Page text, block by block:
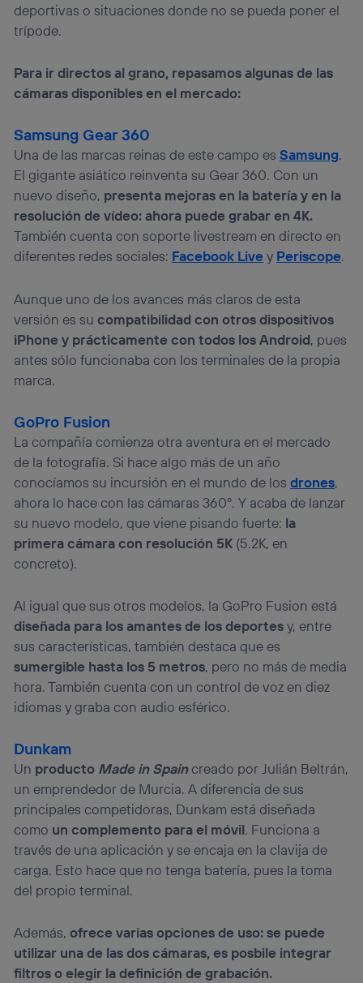
deportivas o situaciones donde no se pueda poner el
trípode.
Para ir directos al grano, repasamos algunas de las
cámaras disponibles en el mercado:
Samsung Gear 360
Una de las marcas reinas de este campo esSamsung.
El gigante asiático reinventa su Gear 360. Con un
nuevo diseño, presenta mejoras en la batería y en la
resolución de vídeo: ahora puede grabar en 4K.
También cuenta con soporte livestream en directo en
diferentes redes sociales: Facebook Livey Periscope.
Aunque uno de los avances más claros de esta
versión es sucompatibilidad con otros dispositivos
iPhone y prácticamente con todos los Android, pues
antes sólo funcionaba con los terminales de la propia
marca.
GoPro Fusion
La compañía comienza otra aventura en el mercado
de la fotografía. Si hace algo más de un año
conocíamos su incursión en el mundo de losdrones,
ahora lo hace con las cámaras 360º. Y acaba de lanzar
su nuevo modelo, que viene pisando fuerte: la
primera cámara con resolución 5K (5.2K, en
concreto).
Al igual que sus otros modelos, la GoPro Fusion está
diseñada para los amantes de los deportesy, entre
sus características, también destaca que es
sumergible hasta los 5 metros, pero no más de media
hora. También cuenta con un control de voz en diez
idiomas y graba con audio esférico.
Dunkam
Un producto Made in Spaincreado por Julián Beltrán,
un emprendedor de Murcia. A diferencia de sus
principales competidoras, Dunkam está diseñada
como un complemento para el móvil. Funciona a
través de una aplicación y se encaja en la clavija de
carga. Esto hace que no tenga batería, pues la toma
del propio terminal.
Además,ofrece varias opciones de uso: se puede
utilizar una de las dos cámaras, es posbile integrar
filtros o elegir la definición de grabación.